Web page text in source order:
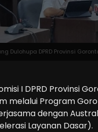
Dulohupa DPRD Provinsi
I DPRD Provinsi
melalui Program
dengan
Layanan Dasar).